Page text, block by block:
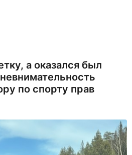
а оказался был
по спорту прав